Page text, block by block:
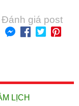
Đánh giá post
LỊCH